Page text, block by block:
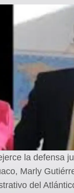
la defensa
Marly
del